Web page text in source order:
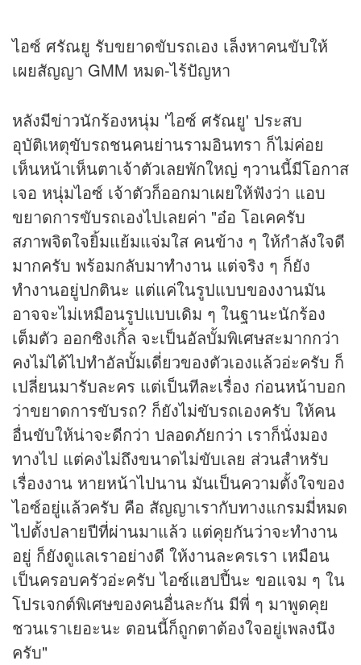
ไอซ์ ศรัณยู รับขยาดขับรถเอง เล็งหาคนขับให้
เผยสัญญา GMM หมด-ไร้ปัญหา
หลังมีข่าวนักร้องหนุ่ม 'ไอซ์ ศรัณยู' ประสบ
อุบัติเหตุขับรถชนคนย่านรามอินทรา ก็ไม่ค่อย
เห็นหน้าเห็นตาเจ้าตัวเลยพักใหญ่ ๆวานนี้มีโอกาส
เจอ หนุ่มไอซ์ เจ้าตัวก็ออกมาเผยให้ฟังว่า แอบ
ขยาดการขับรถเองไปเลยค่า "อ๋อ โอเคครับ
สภาพจิตใจยิ้มแย้มแจ่มใส คนข้าง ๆ ให้กำลังใจดี
มากครับ พร้อมกลับมาทำงาน แต่จริง ๆ ก็ยัง
ทำงานอยู่ปกตินะ แต่แค่ในรูปแบบของงานมัน
อาจจะไม่เหมือนรูปแบบเดิม ๆ ในฐานะนักร้อง
เต็มตัว ออกซิงเกิ้ล จะเป็นอัลบั้มพิเศษสะมากกว่า
คงไม่ได้ไปทำอัลบั้มเดี่ยวของตัวเองแล้วอ่ะครับ ก็
เปลี่ยนมารับละคร แต่เป็นทีละเรื่อง ก่อนหน้าบอก
ว่าขยาดการขับรถ? ก็ยังไม่ขับรถเองครับ ให้คน
อื่นขับให้น่าจะดีกว่า ปลอดภัยกว่า เราก็นั่งมอง
ทางไป แต่คงไม่ถึงขนาดไม่ขับเลย ส่วนสำหรับ
เรื่องงาน หายหน้าไปนาน มันเป็นความตั้งใจของ
ไอซ์อยู่แล้วครับ คือ สัญญาเรากับทางแกรมมี่หมด
ไปตั้งปลายปีที่ผ่านมาแล้ว แต่คุยกันว่าจะทำงาน
อยู่ ก็ยังดูแลเราอย่างดี ให้งานละครเรา เหมือน
เป็นครอบครัวอ่ะครับ ไอซ์แฮปปี้นะ ขอแจม ๆ ใน
โปรเจกต์พิเศษของคนอื่นละกัน มีพี่ ๆ มาพูดคุย
ชวนเราเยอะนะ ตอนนี้ก็ถูกตาต้องใจอยู่เพลงนึง
ครับ"